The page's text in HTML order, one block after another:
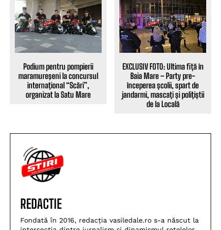
Podium pentru pompierii
maramureşeni la concursul
internațional “Scări”,
organizat la Satu Mare
EXCLUSIV FOTO: Ultima fiță în
Baia Mare – Party pre-
începerea școlii, spart de
jandarmi, mascați și polițiștii
de la Locală
REDACTIE
Fondată în 2016, redacția vasiledale.ro s-a născut la